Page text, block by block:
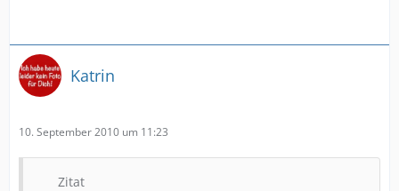
Katrin
10. September 2010 um 11:23
Zitat